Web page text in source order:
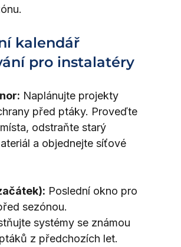
kalendář
pro instalatéry
Naplánujte projekty
před ptáky. Proveďte
odstraňte starý
a objednejte síťové
Poslední okno pro
sezónou.
systémy se známou
z předchozích let.